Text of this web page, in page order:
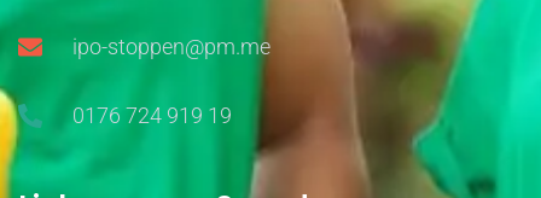
ipo-stoppen@pm.me
0176 724 919 19